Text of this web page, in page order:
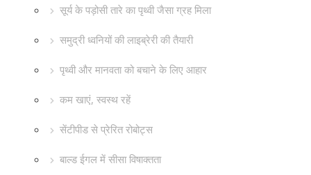
सूर्य के पड़ोसी तारे का पृथ्वी जैसा ग्रह मिला
समुद्री ध्वनियों की लाइब्रेरी की तैयारी
पृथ्वी और मानवता को बचाने के लिए आहार
कम खाएं, स्वस्थ रहें
सेंटीपीड से प्रेरित रोबोट्स
बाल्ड ईगल में सीसा विषाक्तता